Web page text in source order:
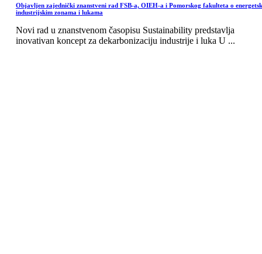
Objavljen zajednički znanstveni rad FSB-a, OIEH-a i Pomorskog fakulteta o
industrijskim zonama i lukama
Novi rad u znanstvenom časopisu Sustainability predstavlja
inovativan koncept za dekarbonizaciju industrije i luka U ...